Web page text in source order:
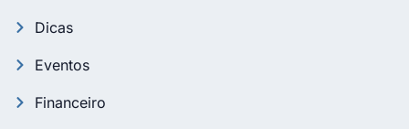
Dicas
Eventos
Financeiro